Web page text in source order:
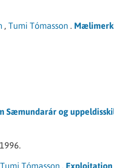
, Tumi Tómasson .
Sæmundarár og
1996.
Tumi Tómasson . Exploitation